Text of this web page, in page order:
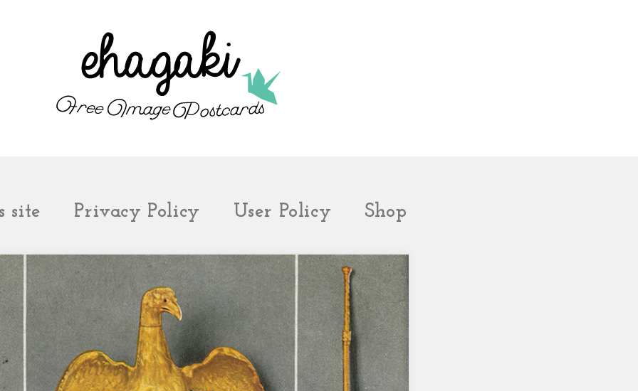
site Privacy Policy User Policy Shop